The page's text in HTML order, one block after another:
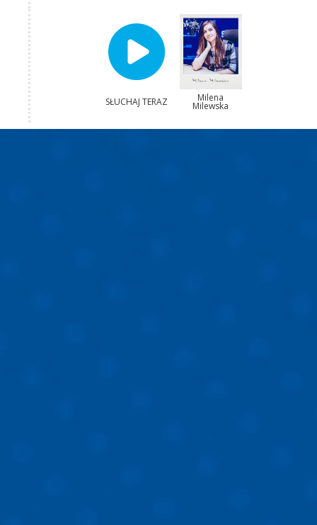
SŁUCHAJ TERAZ Milena
Milewska